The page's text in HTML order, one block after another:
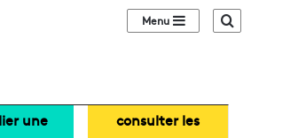
Sidebar (barre
une
consulter les